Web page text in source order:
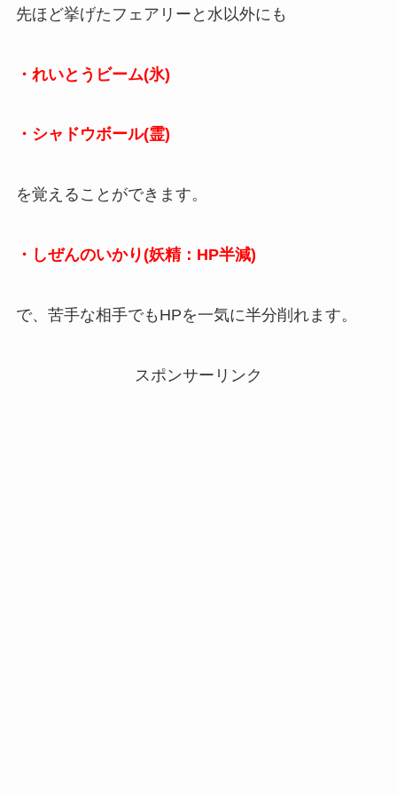
先ほど挙げたフェアリーと水以外にも
・れいとうビーム(氷)
・シャドウボール(霊)
を覚えることができます。
・しぜんのいかり(妖精：HP半減)
で、苦手な相手でもHPを一気に半分削れます。
スポンサーリンク